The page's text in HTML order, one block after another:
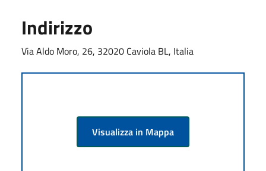
Indirizzo
Via Aldo Moro, 26, 32020 Caviola BL, Italia
Visualizza in Mappa